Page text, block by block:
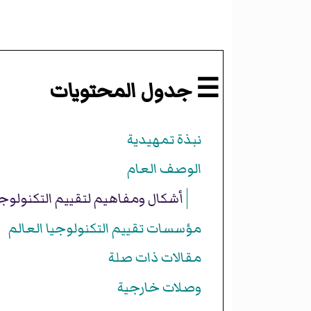
☰ جدول المحتويات
نبذة تمهيدية
الوصف العام
أشكال ومفاهيم لتقييم
مؤسسات تقييم التكنولوجيا العالم
مقالات ذات صلة
وصلات خارجية